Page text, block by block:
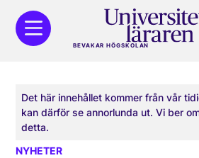
BEVAKAR HÖGSKOLAN
Det här innehållet kommer från vår
kan därför se annorlunda ut. Vi ber
detta.
NYHETER